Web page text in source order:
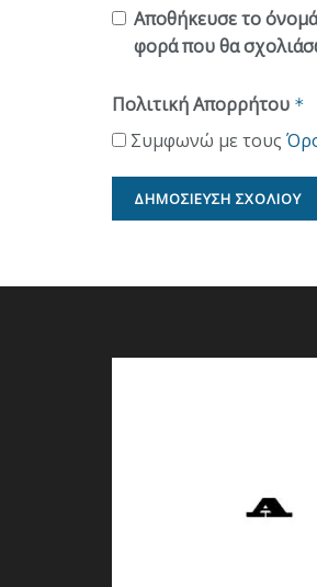
Αποθήκευσε το
φορά που θα
Πολιτική Απορρήτου *
Συμφωνώ με τους